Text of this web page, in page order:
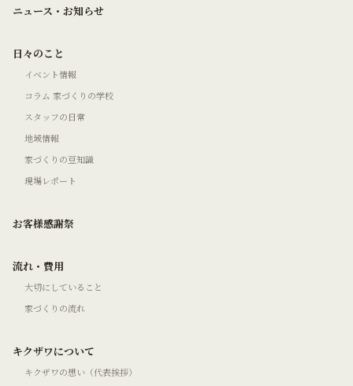
ニュース・お知らせ
日々のこと
イベント情報
コラム 家づくりの学校
スタッフの日常
地域情報
家づくりの豆知識
現場レポート
お客様感謝祭
流れ・費用
大切にしていること
家づくりの流れ
キクザワについて
キクザワの想い（代表挨拶）